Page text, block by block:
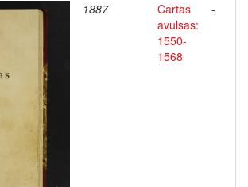
1887
Cartas
avulsas:
1550-
1568
-